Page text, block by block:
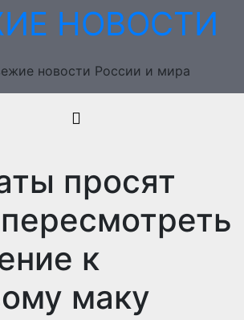
НОВОСТИ
новости России и мира
просят
к
маку